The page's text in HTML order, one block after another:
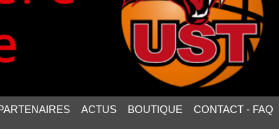
ACTUS BOUTIQUE CONTACT - FAQ